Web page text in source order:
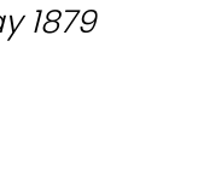
1879